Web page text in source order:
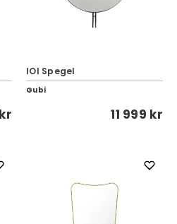
IOI Spegel
Gubi
11 999 kr